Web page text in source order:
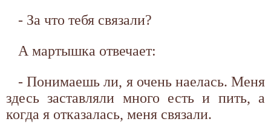
- За что тебя связали?
А мартышка отвечает:
- Понимаешь ли, я очень наелась. Меня
здесь заставляли много есть и пить, а
когда я отказалась, меня связали.